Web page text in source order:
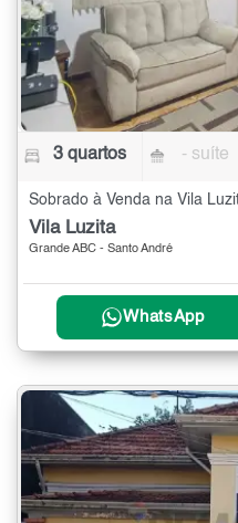
3 quartos - suíte
Sobrado à Venda na Vila
Vila Luzita
Grande ABC - Santo André
WhatsApp